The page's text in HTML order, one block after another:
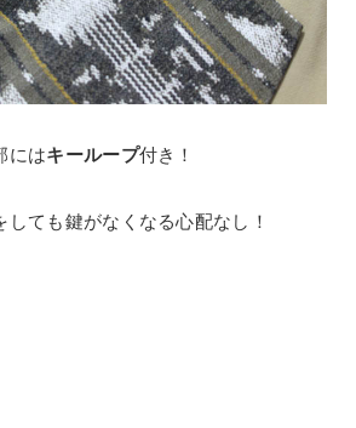
にはキーループ付き！
しても鍵がなくなる心配なし！